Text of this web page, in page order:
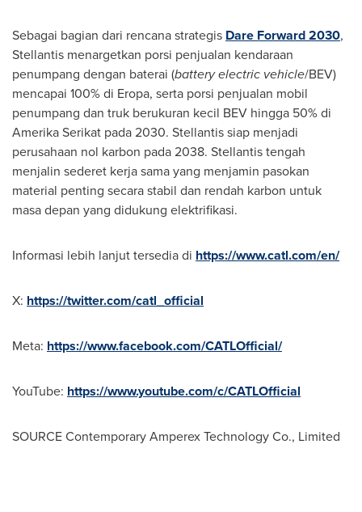
Sebagai bagian dari rencana strategis Dare Forward 2030,
Stellantis menargetkan porsi penjualan kendaraan
penumpang dengan baterai (battery electric vehicle/BEV)
mencapai 100% di Eropa, serta porsi penjualan mobil
penumpang dan truk berukuran kecil BEV hingga 50% di
Amerika Serikat pada 2030. Stellantis siap menjadi
perusahaan nol karbon pada 2038. Stellantis tengah
menjalin sederet kerja sama yang menjamin pasokan
material penting secara stabil dan rendah karbon untuk
masa depan yang didukung elektrifikasi.
Informasi lebih lanjut tersedia di https://www.catl.com/en/
X: https://twitter.com/catl_official
Meta: https://www.facebook.com/CATLOfficial/
YouTube: https://www.youtube.com/c/CATLOfficial
SOURCE Contemporary Amperex Technology Co., Limited